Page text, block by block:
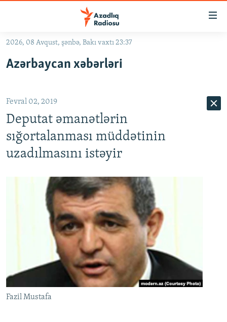
Əsas
qayıt
qayıt
Axtarışa
FƏRQƏ BAX
QANUNI DOĞRU
MULTIMEDIA
FOTOQALEREYA
İNFOQRAFIKA
RADIO ARXIV
AZƏRBAYCAN ƏDƏBIYYATI KITABXANASI
İSLAM VƏ DEMOKRATIYA
İZ - MƏDƏNIYYƏT PROQRAMI
HAQQIMIZDA
PEŞƏ ETIKASI VƏ JURNALISTIKA STANDARTLARIMIZ
MATERIALLARIMIZDAN ISTIFADƏ
AZADLIQRADIOSU MOBIL TELEFONUNUZDA
RFE/RL-in bütün saytları
2026, 08 Avqust, şənbə, Bakı vaxtı 23:37
Azərbaycan xəbərləri
Fevral 02, 2019
Deputat əmanətlərin
sığortalanması müddətinin
uzadılmasını istəyir
Fazil Mustafa